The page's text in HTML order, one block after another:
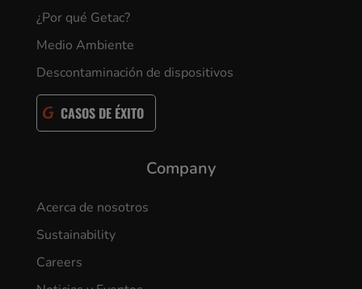
¿Por qué Getac?
Medio Ambiente
Descontaminación de dispositivos
CASOS DE ÉXITO
Company
Acerca de nosotros
Sustainability
Careers